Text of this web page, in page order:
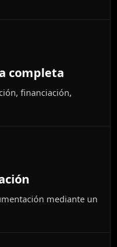
completa
financiación,
mediante un